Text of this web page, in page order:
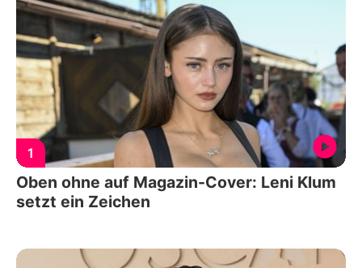
1
Oben ohne auf Magazin-Cover: Leni Klum
setzt ein Zeichen